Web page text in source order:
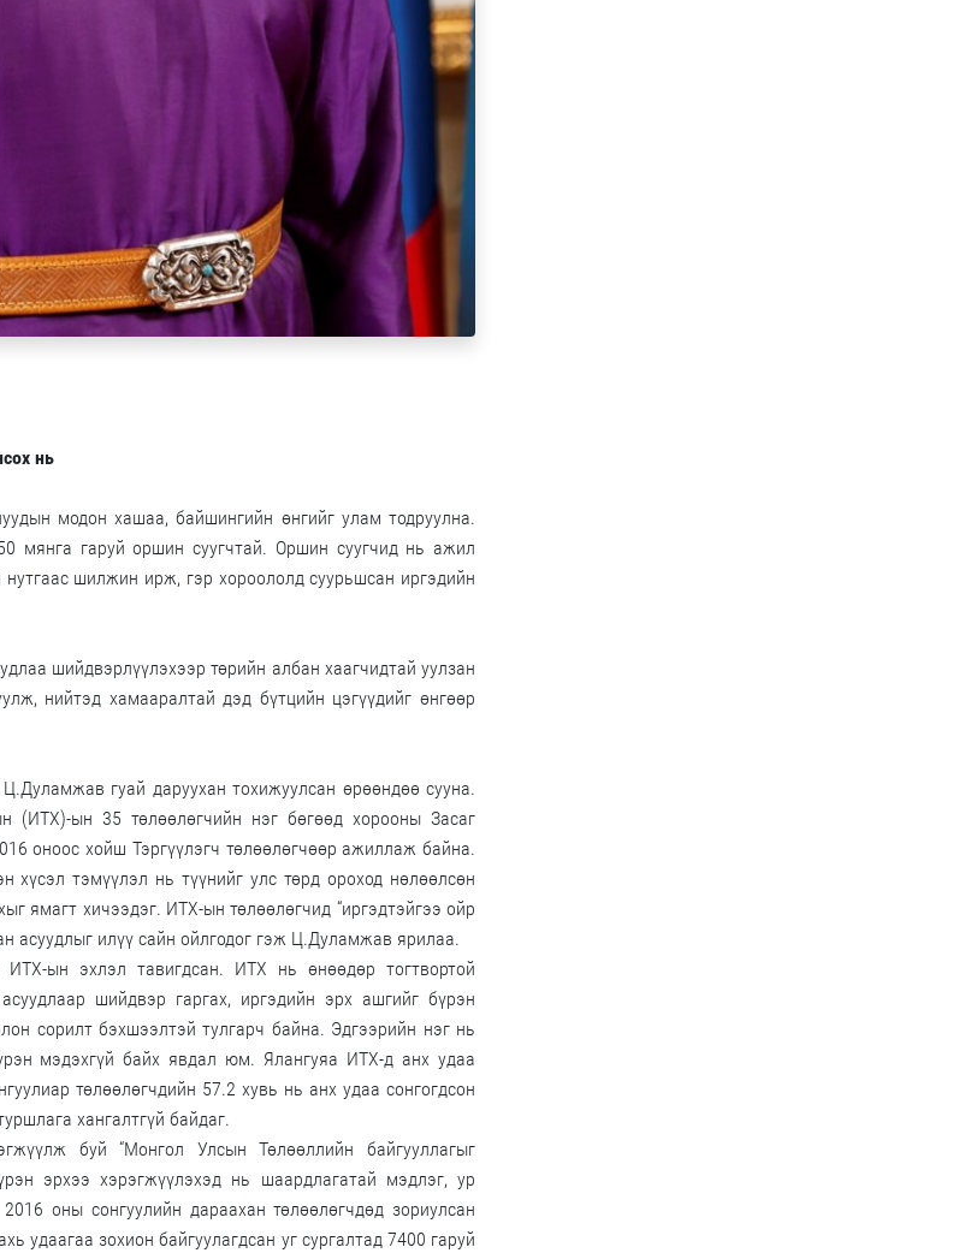
нь
модон хашаа, байшингийн өнгийг улам тодруулна.
мянга гаруй оршин суугчтай. Оршин суугчид нь ажил
шилжин ирж, гэр хороололд суурьшсан иргэдийн
шийдвэрлүүлэхээр төрийн албан хаагчидтай уулзан
нийтэд хамааралтай дэд бүтцийн цэгүүдийг өнгөөр
гуай даруухан тохижуулсан өрөөндөө сууна.
(ИТХ)-ын 35 төлөөлөгчийн нэг бөгөөд хорооны Засаг
оноос хойш Тэргүүлэгч төлөөлөгчөөр ажиллаж байна.
хүсэл тэмүүлэл нь түүнийг улс төрд ороход нөлөөлсөн
ямагт хичээдэг. ИТХ-ын төлөөлөгчид “иргэдтэйгээ ойр
асуудлыг илүү сайн ойлгодог гэж Ц.Дуламжав ярилаа.
ын эхлэл тавигдсан. ИТХ нь өнөөдөр тогтвортой
шийдвэр гаргах, иргэдийн эрх ашгийг бүрэн
сорилт бэхшээлтэй тулгарч байна. Эдгээрийн нэг нь
мэдэхгүй байх явдал юм. Ялангуяа ИТХ-д анх удаа
төлөөлөгчдийн 57.2 хувь нь анх удаа сонгогдсон
хангалтгүй байдаг.
буй “Монгол Улсын Төлөөллийн байгууллагыг
эрхээ хэрэгжүүлэхэд нь шаардлагатай мэдлэг, ур
оны сонгуулийн дараахан төлөөлөгчдөд зориулсан
удаагаа зохион байгуулагдсан уг сургалтад 7400 гаруй